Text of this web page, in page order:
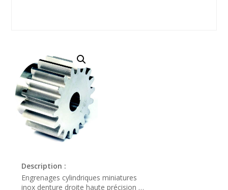
Description :
Engrenages cylindriques miniatures
inox denture droite haute précision –